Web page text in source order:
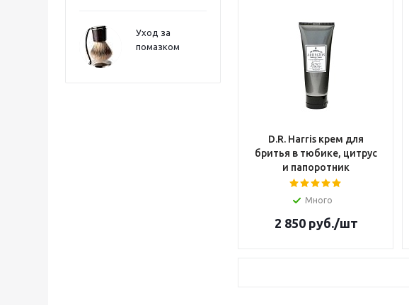
Уход за
помазком
D.R. Harris крем для
бритья в тюбике, цитрус
и папоротник
Много
2 850руб./шт